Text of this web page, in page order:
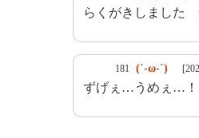
らくがきしました
181 (´-ω-`)
ずげぇ…うめぇ…！